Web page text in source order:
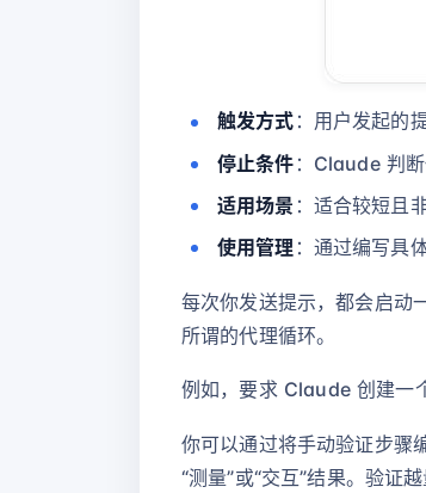
触发方式 ：用户发起的提
停止条件 ：Claude 判
适用场景 ：适合较短且
使用管理 ：通过编写具
每次你发送提示，都会启动
所谓的代理循环。
例如，要求 Claude 创建一
你可以通过将手动验证步骤
“测量”或“交互”结果。验证